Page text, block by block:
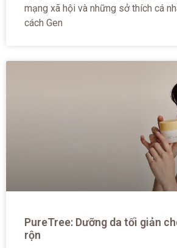
mạng xã hội và những sở thích cá
cách Gen
PureTree: Dưỡng da tối giản
rộn